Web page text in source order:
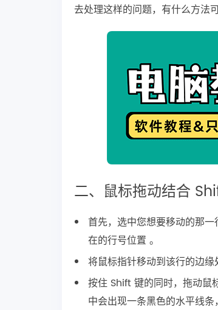
去处理这样的问题，有什么方法
二、鼠标拖动结合
首先，选中您想要移动的那
在的行号位置 。
将鼠标指针移动到该行的边
按住 Shift 键的同时，拖动鼠
中会出现一条黑色的水平线